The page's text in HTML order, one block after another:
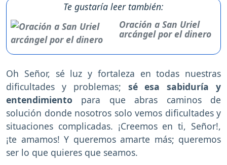
Te gustaría leer también:
Oración a San Uriel
arcángel por el dinero
Oh Señor, sé luz y fortaleza en todas nuestras
dificultades y problemas; sé esa sabiduría y
entendimiento para que abras caminos de
solución donde nosotros solo vemos dificultades y
situaciones complicadas. ¡Creemos en ti, Señor!,
¡te amamos! Y queremos amarte más; queremos
ser lo que quieres que seamos.